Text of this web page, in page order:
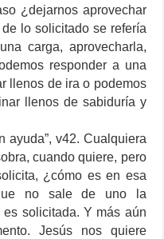
¿dejarnos aprovechar
lo solicitado se refería
carga, aprovecharla,
responder a una
llenos de ira o podemos
llenos de sabiduría y
ayuda”, v42. Cualquiera
cuando quiere, pero
¿cómo es en esa
no sale de uno la
solicitada. Y más aún
Jesús nos quiere